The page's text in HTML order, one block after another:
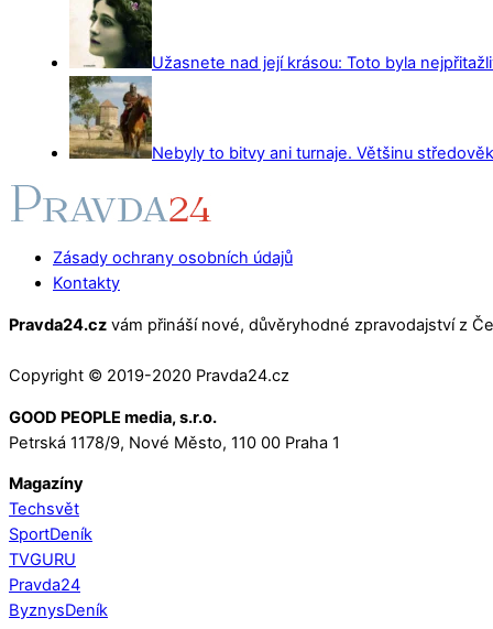
Užasnete nad její krásou: Toto byla
Nebyly to bitvy ani turnaje. Většinu
Zásady ochrany osobních údajů
Kontakty
Pravda24.cz vám přináší nové, důvěryhodné zpravodajství z
Copyright © 2019-2020 Pravda24.cz
GOOD PEOPLE media, s.r.o.
Petrská 1178/9, Nové Město, 110 00 Praha 1
Magazíny
Techsvět
SportDeník
TVGURU
Pravda24
ByznysDeník